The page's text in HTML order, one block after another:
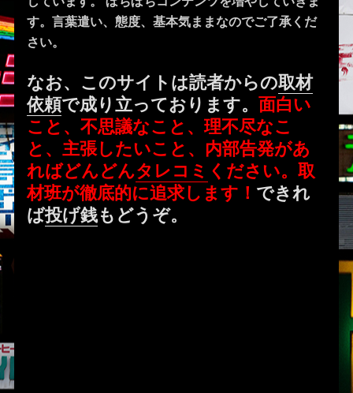
す。言葉遣い、態度、基本気ままなのでご了承くだ
さい。
なお、このサイトは読者からの取材
依頼で成り立っております。面白い
こと、不思議なこと、理不尽なこ
と、主張したいこと、内部告発があ
ればどんどんタレコミ ください。取
材班が徹底的に追求します！ できれ
ば投げ銭もどうぞ。